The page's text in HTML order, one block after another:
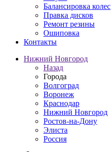
Балансировка колес
Правка дисков
Ремонт резины
Ошиповка
Контакты
Нижний Новгород
Назад
Города
Волгоград
Воронеж
Краснодар
Нижний Новгород
Ростов-на-Дону
Элиста
Россия